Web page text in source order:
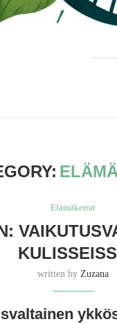
Elämäkerrat
written byZuzana